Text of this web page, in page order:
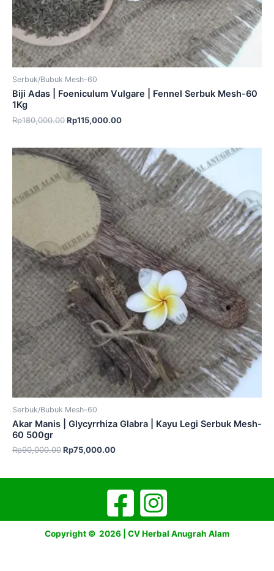
Serbuk/Bubuk Mesh-60
Biji Adas | Foeniculum Vulgare | Fennel Serbuk Mesh-60
1Kg
Rp180,000.00Rp115,000.00
Serbuk/Bubuk Mesh-60
Akar Manis | Glycyrrhiza Glabra | Kayu Legi Serbuk Mesh-
60 500gr
Rp90,000.00Rp75,000.00
Copyright © 2026 | CV Herbal Anugrah Alam